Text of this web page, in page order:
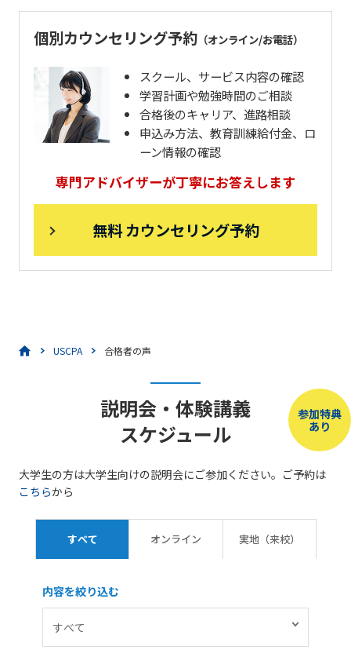
個別カウンセリング予約（オンライン/お電話）
スクール、サービス内容の確認
学習計画や勉強時間のご相談
合格後のキャリア、進路相談
申込み方法、教育訓練給付金、ロ
ーン情報の確認
専門アドバイザーが丁寧にお答えします
無料 カウンセリング予約
USCPA 合格者の声
参加特典
あり
説明会・体験講義
スケジュール
大学生の方は大学生向けの説明会にご参加ください。ご予約は
こちらから
すべて オンライン 実地（来校）
内容を絞り込む